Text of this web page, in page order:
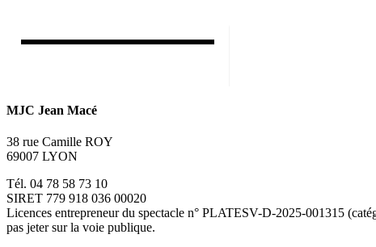
MJC Jean Macé
38 rue Camille ROY
69007 LYON
Tél. 04 78 58 73 10
SIRET 779 918 036 00020
Licences entrepreneur du spectacle n° PLATESV-D-2025-001315
pas jeter sur la voie publique.